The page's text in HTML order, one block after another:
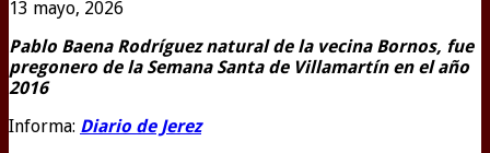
13 mayo, 2026
Pablo Baena Rodríguez natural de la vecina Bornos, fue
pregonero de la Semana Santa de Villamartín en el año
2016
Informa: Diario de Jerez